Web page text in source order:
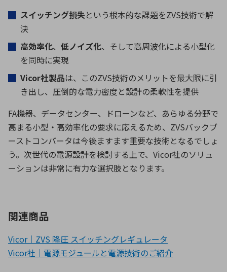
スイッチング損失という根本的な課題をZVS技術で解
決
高効率化、 低ノイズ化、そして高周波化による小型化
を同時に実現
Vicor社製品は、このZVS技術のメリットを最大限に引
き出し、圧倒的な電力密度と設計の柔軟性を提供
FA機器、データセンター、ドローンなど、あらゆる分野で
高まる小型・高効率化の要求に応えるため、 ZVSバックブ
ーストコンバータは今後ますます重要な技術となるでしょ
う。次世代の電源設計を検討する上で、 Vicor社のソリュ
ーションは非常に有力な選択肢となります。
関連商品
Vicor｜ZVS 降圧 スイッチングレギュレータ
Vicor社｜電源モジュールと電源技術のご紹介